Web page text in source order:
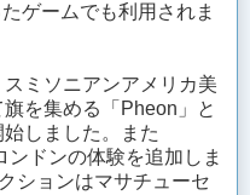
ゲームでも利用されま
ミソニアンアメリカ美
を集める「Pheon」と
しました。また
ンドンの体験を追加しま
ションはマサチューセ